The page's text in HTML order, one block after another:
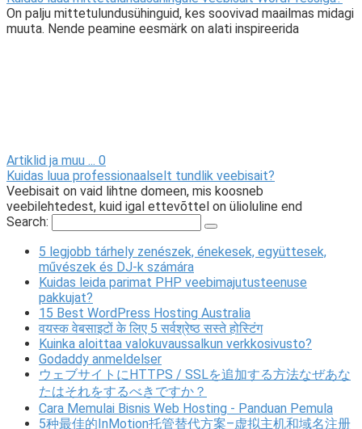
On palju mittetulundusühinguid, kes soovivad maailmas midagi
muuta. Nende peamine eesmärk on alati inspireerida
Artiklid ja muu ... 0
Kuidas luua professionaalselt tundlik veebisait?
Veebisait on vaid lihtne domeen, mis koosneb
veebilehtedest, kuid igal ettevõttel on ülioluline end
Search:
5 legjobb tárhely zenészek, énekesek, együttesek,
művészek és DJ-k számára
Kuidas leida parimat PHP veebimajutusteenuse
pakkujat?
15 Best WordPress Hosting Australia
वयस्क वेबसाइटों के लिए 5 सर्वश्रेष्ठ सस्ते होस्टिंग
Kuinka aloittaa valokuvaussalkun verkkosivusto?
Godaddy anmeldelser
ウェブサイトにHTTPS / SSLを追加する方法なぜあな
たはそれをするべきですか？
Cara Memulai Bisnis Web Hosting - Panduan Pemula
5种最佳的InMotion托管替代方案–虚拟主机和域名注册